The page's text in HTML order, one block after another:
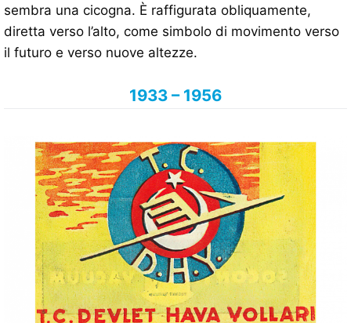
sembra una cicogna. È raffigurata obliquamente,
diretta verso l’alto, come simbolo di movimento verso
il futuro e verso nuove altezze.
1933 – 1956